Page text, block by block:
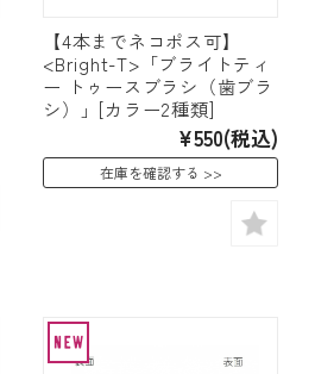
【4本までネコポス可】
<Bright-T>「ブライトティ
ー トゥースブラシ（歯ブラ
シ）」[カラー2種類]
¥550(税込)
在庫を確認する